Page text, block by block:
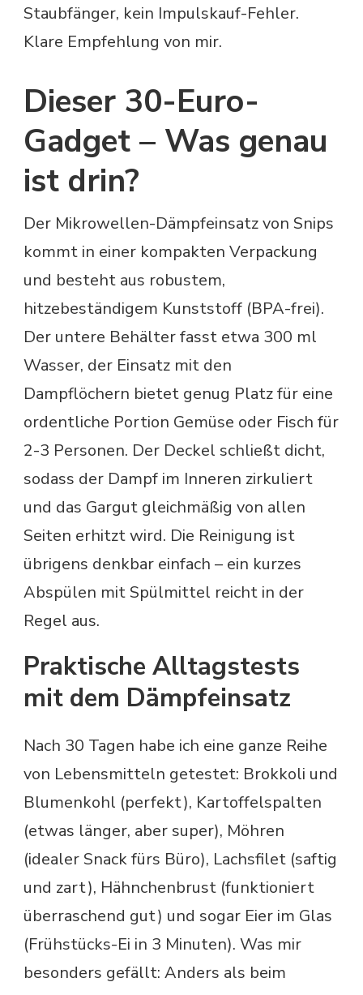
Staubfänger, kein Impulskauf-Fehler.
Klare Empfehlung von mir.
Dieser 30-Euro-
Gadget – Was genau
ist drin?
Der Mikrowellen-Dämpfeinsatz von Snips
kommt in einer kompakten Verpackung
und besteht aus robustem,
hitzebeständigem Kunststoff (BPA-frei).
Der untere Behälter fasst etwa 300 ml
Wasser, der Einsatz mit den
Dampflöchern bietet genug Platz für eine
ordentliche Portion Gemüse oder Fisch für
2-3 Personen. Der Deckel schließt dicht,
sodass der Dampf im Inneren zirkuliert
und das Gargut gleichmäßig von allen
Seiten erhitzt wird. Die Reinigung ist
übrigens denkbar einfach – ein kurzes
Abspülen mit Spülmittel reicht in der
Regel aus.
Praktische Alltagstests
mit dem Dämpfeinsatz
Nach 30 Tagen habe ich eine ganze Reihe
von Lebensmitteln getestet: Brokkoli und
Blumenkohl (perfekt), Kartoffelspalten
(etwas länger, aber super), Möhren
(idealer Snack fürs Büro), Lachsfilet (saftig
und zart), Hähnchenbrust (funktioniert
überraschend gut) und sogar Eier im Glas
(Frühstücks-Ei in 3 Minuten). Was mir
besonders gefällt: Anders als beim